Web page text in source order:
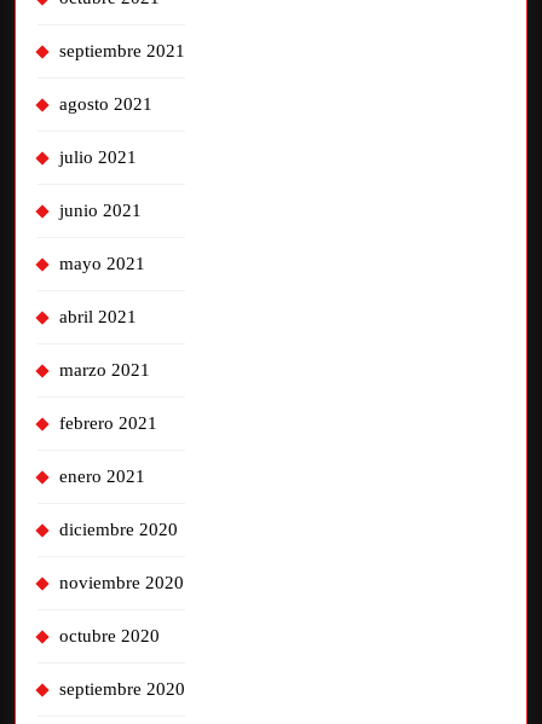
septiembre 2021
agosto 2021
julio 2021
junio 2021
mayo 2021
abril 2021
marzo 2021
febrero 2021
enero 2021
diciembre 2020
noviembre 2020
octubre 2020
septiembre 2020